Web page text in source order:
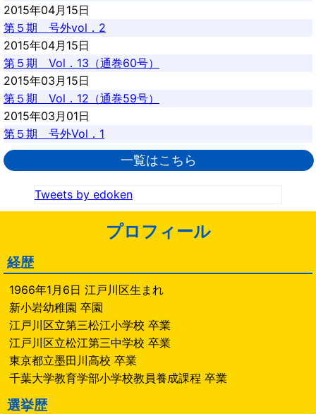
2015年04月15日
第５期 号外vol．2
2015年04月15日
第５期 Vol．13（通巻60号）
2015年03月15日
第５期 Vol．12（通巻59号）
2015年03月01日
第５期 号外Vol．1
一覧はこちら
Tweets by edoken
プロフィール
経歴
1966年1月6日 江戸川区生まれ
新小岩幼稚園 卒園
江戸川区立第三松江小学校 卒業
江戸川区立松江第三中学校 卒業
東京都立墨田川高校 卒業
千葉大学教育学部小学校教員養成課程 卒業
選挙歴